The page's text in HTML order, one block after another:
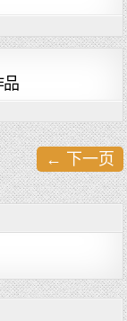
品
← 下一页